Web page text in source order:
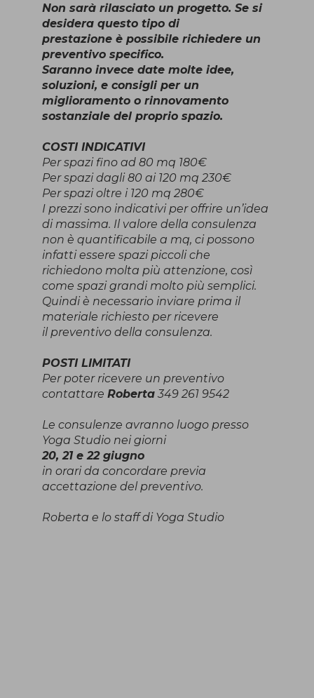
Non sarà rilasciato un progetto. Se si
desidera questo tipo di
prestazione è possibile richiedere un
preventivo specifico.
Saranno invece date molte idee,
soluzioni, e consigli per un
miglioramento o rinnovamento
sostanziale del proprio spazio.
COSTI INDICATIVI
Per spazi fino ad 80 mq 180€
Per spazi dagli 80 ai 120 mq 230€
Per spazi oltre i 120 mq 280€
I prezzi sono indicativi per offrire un’idea
di massima. Il valore della consulenza
non è quantificabile a mq, ci possono
infatti essere spazi piccoli che
richiedono molta più attenzione, così
come spazi grandi molto più semplici.
Quindi è necessario inviare prima il
materiale richiesto per ricevere
il preventivo della consulenza.
POSTI LIMITATI
Per poter ricevere un preventivo
contattare Roberta 349 261 9542
Le consulenze avranno luogo presso
Yoga Studio nei giorni
20, 21 e 22 giugno
in orari da concordare previa
accettazione del preventivo.
Roberta e lo staff di Yoga Studio